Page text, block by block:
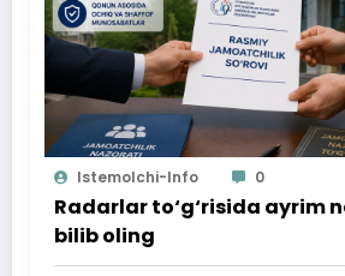
Istemolchi-Info 0
Radarlar to‘g‘risida ayrim
bilib oling